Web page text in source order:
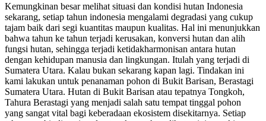
Kemungkinan besar melihat situasi dan kondisi hutan Indonesia
sekarang, setiap tahun indonesia mengalami degradasi yang cukup
tajam baik dari segi kuantitas maupun kualitas. Hal ini menunjukkan
bahwa tahun ke tahun terjadi kerusakan, konversi hutan dan alih
fungsi hutan, sehingga terjadi ketidakharmonisan antara hutan
dengan kehidupan manusia dan lingkungan. Itulah yang terjadi di
Sumatera Utara. Kalau bukan sekarang kapan lagi. Tindakan ini
kami lakukan untuk penanaman pohon di Bukit Barisan, Berastagi
Sumatera Utara. Hutan di Bukit Barisan atau tepatnya Tongkoh,
Tahura Berastagi yang menjadi salah satu tempat tinggal pohon
yang sangat vital bagi keberadaan ekosistem disekitarnya. Setiap